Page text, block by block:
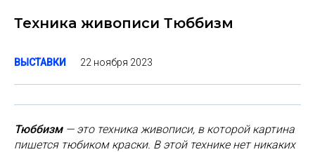
Техника живописи Тюббизм
ВЫСТАВКИ 22 ноября 2023
Тюббизм — это техника живописи, в которой картина
пишется тюбиком краски. В этой технике нет никаких